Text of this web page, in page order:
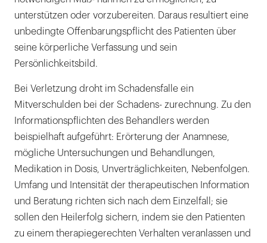
unterstützen oder vorzubereiten. Daraus resultiert eine
unbedingte Offenbarungspflicht des Patienten über
seine körperliche Verfassung und sein
Persönlichkeitsbild.
Bei Verletzung droht im Schadensfalle ein
Mitverschulden bei der Schadens- zurechnung. Zu den
Informationspflichten des Behandlers werden
beispielhaft aufgeführt: Erörterung der Anamnese,
mögliche Untersuchungen und Behandlungen,
Medikation in Dosis, Unverträglichkeiten, Nebenfolgen.
Umfang und Intensität der therapeutischen Information
und Beratung richten sich nach dem Einzelfall; sie
sollen den Heilerfolg sichern, indem sie den Patienten
zu einem therapiegerechten Verhalten veranlassen und